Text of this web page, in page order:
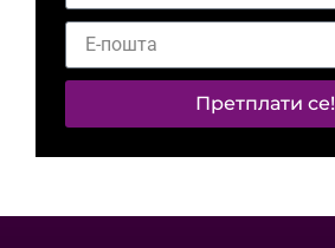
Претплати се!